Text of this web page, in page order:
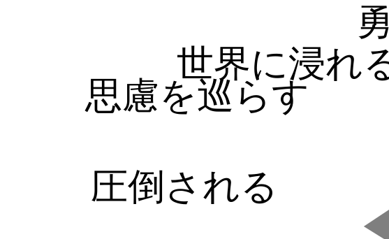
圧倒される
思慮を巡らす
世界に浸れ